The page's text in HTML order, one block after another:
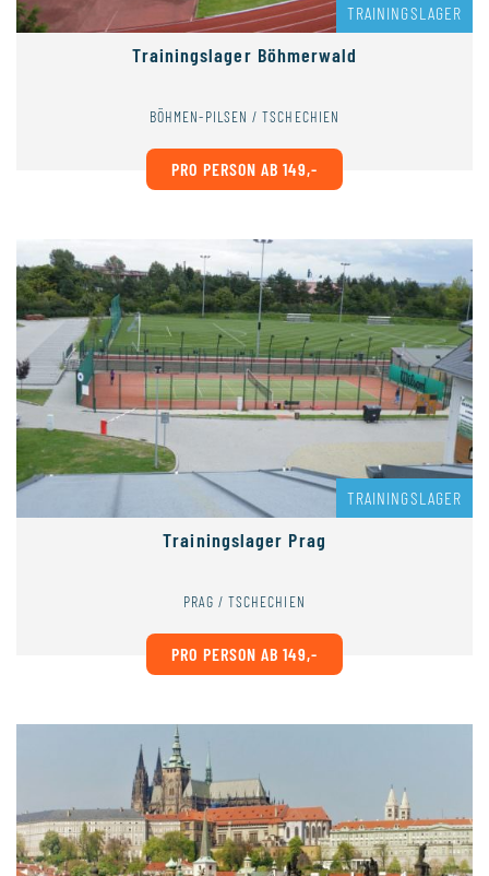
TRAININGSLAGER
Trainingslager Böhmerwald
BÖHMEN-PILSEN / TSCHECHIEN
PRO PERSON AB 149,-
TRAININGSLAGER
Trainingslager Prag
PRAG / TSCHECHIEN
PRO PERSON AB 149,-